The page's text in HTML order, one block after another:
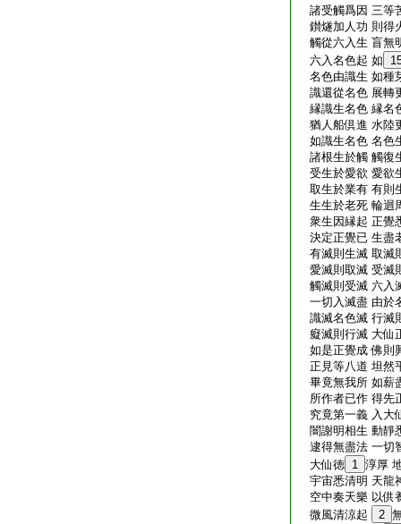
諸受觸爲因 三等
鑚燧加人功 則得
觸從六入生 盲無
六入名色起 如
名色由識生 如種
識還從名色 展轉
縁識生名色 縁名
猶人船倶進 水陸
如識生名色 名色
諸根生於觸 觸復
受生於愛欲 愛欲
取生於業有 有則
生生於老死 輪迴
衆生因縁起 正覺
決定正覺已 生盡
有滅則生滅 取滅
愛滅則取滅 受滅
觸滅則受滅 六入
一切入滅盡 由於
識滅名色滅 行滅
癡滅則行滅 大仙
如是正覺成 佛則
正見等八道 坦然
畢竟無我所 如薪
所作者已作 得先
究竟第一義 入大
闇謝明相生 動靜
逮得無盡法 一切
大仙徳 1 淳厚
宇宙悉清明 天龍
空中奏天樂 以供
微風清涼起
2